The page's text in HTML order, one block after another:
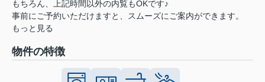
もちろん、上記時間以外の内覧もOKです♪
事前にご予約いただけますと、スムーズにご案内ができます。
もっと見る
物件の特徴